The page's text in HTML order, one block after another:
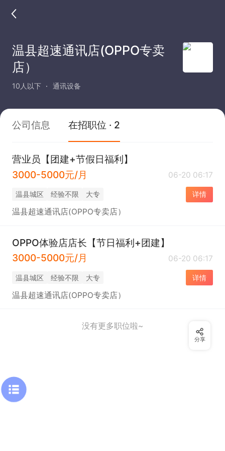
温县超速通讯店(OPPO专卖
店）
10人以下 通讯设备
公司信息 在招职位 · 2
营业员【团建+节假日福利】
3000-5000元/月
06-20 06:17
温县城区 经验不限 大专 详情
温县超速通讯店(OPPO专卖店）
OPPO体验店店长【节日福利+团建】
3000-5000元/月
06-20 06:17
温县城区 经验不限 大专 详情
温县超速通讯店(OPPO专卖店）
没有更多职位啦~
分享